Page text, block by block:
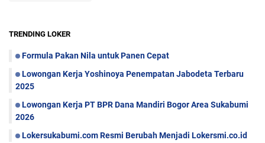
TRENDING LOKER
Formula Pakan Nila untuk Panen Cepat
Lowongan Kerja Yoshinoya Penempatan Jabodeta Terbaru
2025
Lowongan Kerja PT BPR Dana Mandiri Bogor Area Sukabumi
2026
Lokersukabumi.com Resmi Berubah Menjadi Lokersmi.co.id